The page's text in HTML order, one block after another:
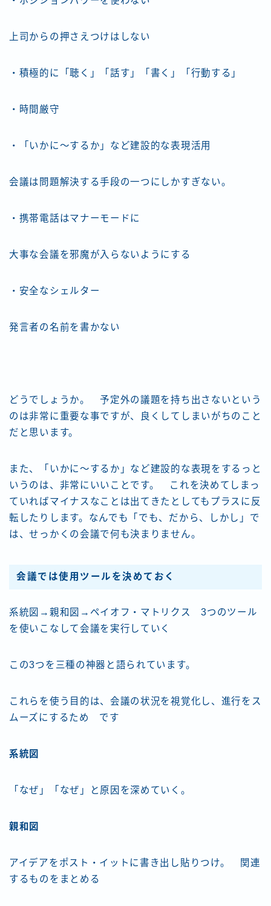
上司からの押さえつけはしない
・積極的に「聴く」「話す」「書く」「行動する」
・時間厳守
・「いかに～するか」など建設的な表現活用
会議は問題解決する手段の一つにしかすぎない。
・携帯電話はマナーモードに
大事な会議を邪魔が入らないようにする
・安全なシェルター
発言者の名前を書かない
どうでしょうか。 予定外の議題を持ち出さないという
のは非常に重要な事ですが、良くしてしまいがちのこと
だと思います。
また、「いかに～するか」など建設的な表現をするっと
いうのは、非常にいいことです。 これを決めてしまっ
ていればマイナスなことは出てきたとしてもプラスに反
転したりします。なんでも「でも、だから、しかし」で
は、せっかくの会議で何も決まりません。
会議では使用ツールを決めておく
系統図→親和図→ペイオフ・マトリクス 3つのツール
を使いこなして会議を実行していく
この3つを三種の神器と語られています。
これらを使う目的は、会議の状況を視覚化し、進行をス
ムーズにするため です
系統図
「なぜ」「なぜ」と原因を深めていく。
親和図
アイデアをポスト・イットに書き出し貼りつけ。 関連
するものをまとめる